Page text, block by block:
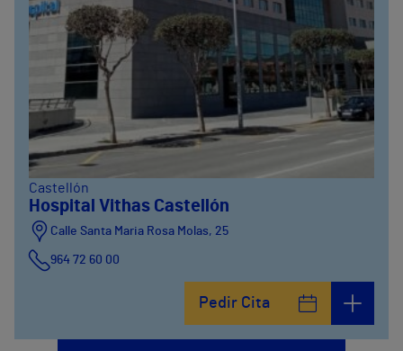
Castellón
Hospital Vithas Castellón
Calle Santa Maria Rosa Molas, 25
964 72 60 00
Pedir Cita